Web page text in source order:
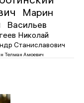
Марин
Васильев
Николай
Станиславович
Телман Амоевич